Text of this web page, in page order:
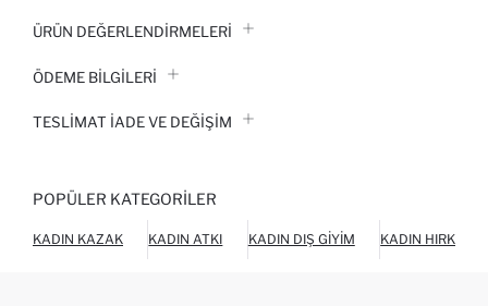
ÜRÜN DEĞERLENDİRMELERİ
ÖDEME BİLGİLERİ
TESLIMAT İADE VE DEĞIŞIM
POPÜLER KATEGORILER
KADIN KAZAK KADIN ATKI KADIN DIŞ GIYIM KADIN HIRKA